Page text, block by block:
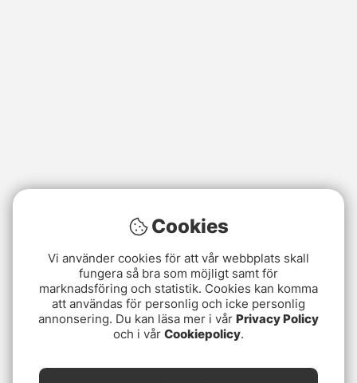
Cookies
Vi använder cookies för att vår webbplats skall
fungera så bra som möjligt samt för
marknadsföring och statistik. Cookies kan komma
att användas för personlig och icke personlig
annonsering. Du kan läsa mer i vår Privacy Policy
och i vår Cookiepolicy.